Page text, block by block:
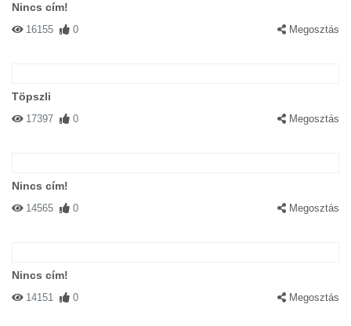
Nincs cím!
16155 0 Megosztás
Töpszli
17397 0 Megosztás
Nincs cím!
14565 0 Megosztás
Nincs cím!
14151 0 Megosztás